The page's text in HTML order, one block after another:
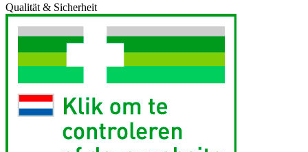
Qualität & Sicherheit